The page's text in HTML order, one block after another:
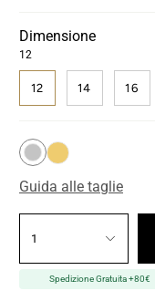
Dimensione
12
12 14 16
Guida alle taglie
1
Spedizione Gratuita +80€